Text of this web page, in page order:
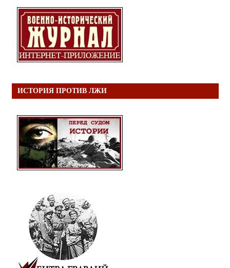
ИСТОРИЯ ПРОТИВ ЛЖИ